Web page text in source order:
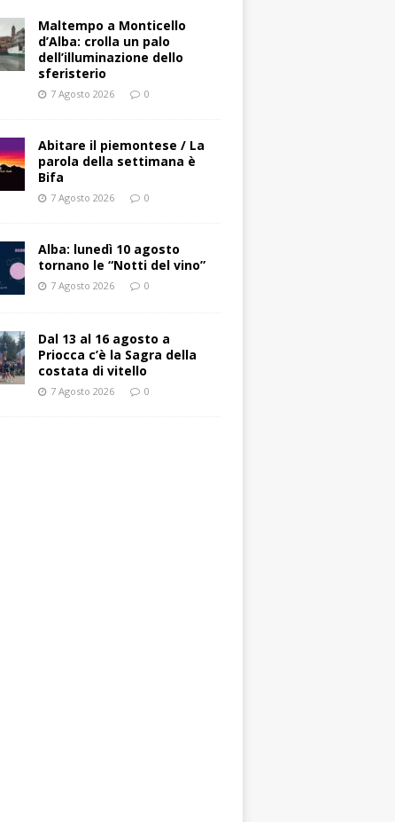
Maltempo a Monticello
d’Alba: crolla un palo
dell’illuminazione dello
sferisterio
7 Agosto 2026 0
Abitare il piemontese / La
parola della settimana è
Bifa
7 Agosto 2026 0
Alba: lunedì 10 agosto
tornano le “Notti del vino”
7 Agosto 2026 0
Dal 13 al 16 agosto a
Priocca c’è la Sagra della
costata di vitello
7 Agosto 2026 0